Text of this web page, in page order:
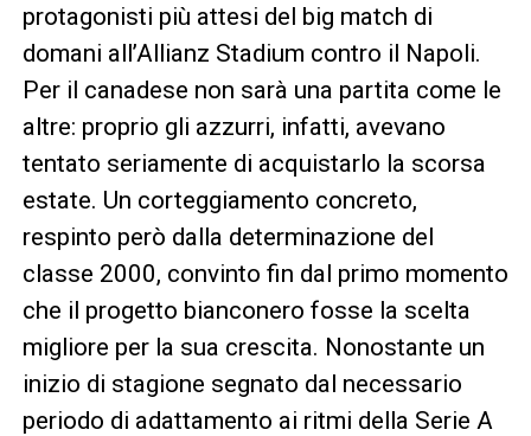
protagonisti più attesi del big match di
domani all’Allianz Stadium contro il Napoli.
Per il canadese non sarà una partita come le
altre: proprio gli azzurri, infatti, avevano
tentato seriamente di acquistarlo la scorsa
estate. Un corteggiamento concreto,
respinto però dalla determinazione del
classe 2000, convinto fin dal primo momento
che il progetto bianconero fosse la scelta
migliore per la sua crescita. Nonostante un
inizio di stagione segnato dal necessario
periodo di adattamento ai ritmi della Serie A